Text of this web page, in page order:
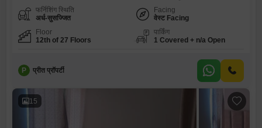
फर्निशिंग स्थिति
अर्ध-सुसज्जित
Facing
वेस्ट Facing
Floor
12th of 27 Floors
पार्किंग
1 Covered + n/a Open
P प्रीत प्रॉपर्टी
15